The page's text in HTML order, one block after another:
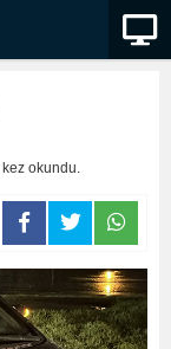
kez okundu.